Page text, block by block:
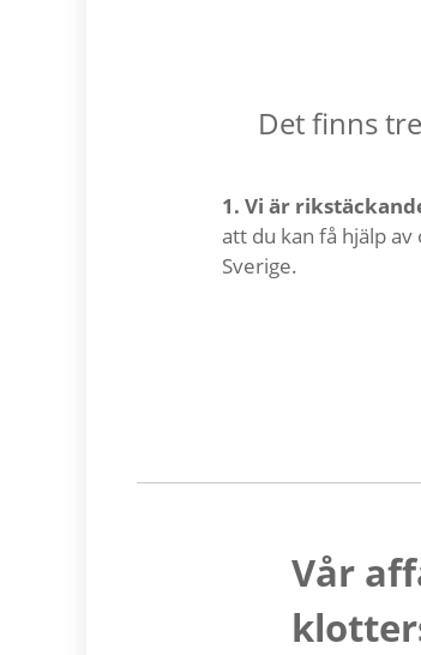
Det finns
1. Vi är
att du kan få hjälp av
Sverige.
Vår